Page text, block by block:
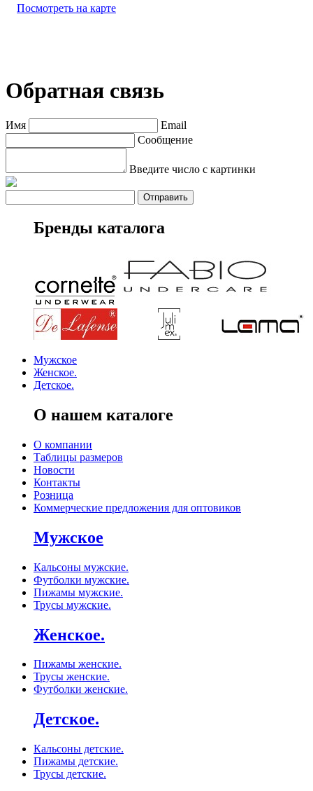
Посмотреть на карте
Обратная связь
Имя
Email
Сообщение
Введите число с картинки
Бренды каталога
Мужское
Женское.
Детское.
О нашем каталоге
О компании
Таблицы размеров
Новости
Контакты
Розница
Коммерческие предложения для оптовиков
Мужское
Кальсоны мужские.
Футболки мужские.
Пижамы мужские.
Трусы мужские.
Женское.
Пижамы женские.
Трусы женские.
Футболки женские.
Детское.
Кальсоны детские.
Пижамы детские.
Трусы детские.